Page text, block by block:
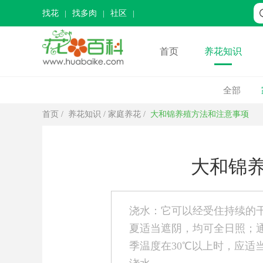
找花 找多肉 社区
首页 养花知识
全部
首页 / 养花知识 / 家庭养花 / 大和锦养殖方法和注意事项
大和锦
浇水：它可以经受住持续的
夏适当遮阴，均可全日照；
季温度在30℃以上时，应适